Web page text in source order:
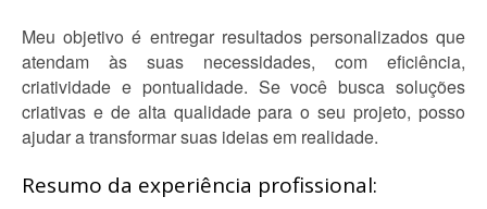
Meu objetivo é entregar resultados personalizados que
atendam às suas necessidades, com eficiência,
criatividade e pontualidade. Se você busca soluções
criativas e de alta qualidade para o seu projeto, posso
ajudar a transformar suas ideias em realidade.
Resumo da experiência profissional: